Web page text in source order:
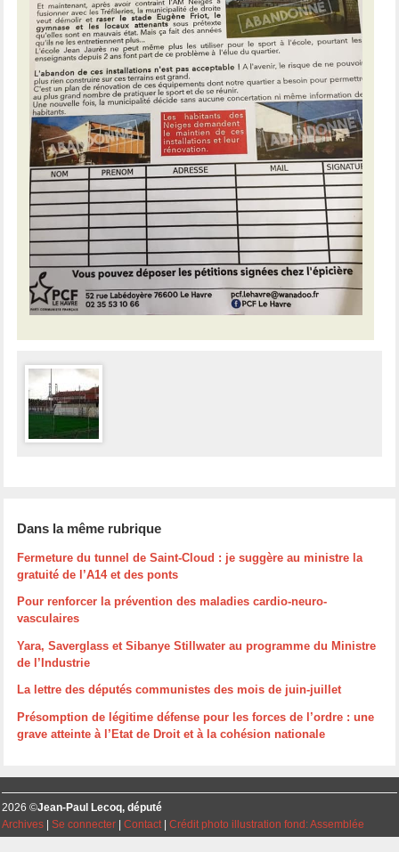
Dans la même rubrique
Fermeture du tunnel de Saint-Cloud : je suggère au ministre la
gratuité de l’A14 et des ponts
Pour renforcer la prévention des maladies cardio-neuro-
vasculaires
Yara, Saverglass et Sibanye Stillwater au programme du Ministre
de l’Industrie
La lettre des députés communistes des mois de juin-juillet
Présomption de légitime défense pour les forces de l’ordre : une
grave atteinte à l’Etat de Droit et à la cohésion nationale
2026 ©Jean-Paul Lecoq, député
Archives| Se connecter| Contact| Crédit photo illustration fond: Assemblée